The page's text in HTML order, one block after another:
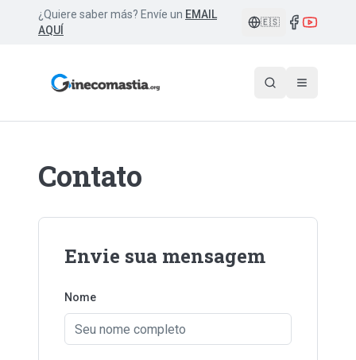
¿Quiere saber más? Envíe un EMAIL
AQUÍ
🇪🇸
Contato
Envie sua mensagem
Nome